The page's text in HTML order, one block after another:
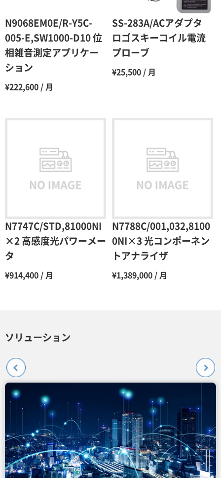
65％（割引率35％）
7ヶ月 60％（割引率 40％）
8ヶ月 55％（割引率45％）
50％（割引率50％）
10ヶ月
N9068EM0E/R-Y5C-
005-E,SW1000-D10 位
相雑音測定アプリケー
ション
¥222,600 / 月
SS-283A/ACアダプタ
ロゴスキーコイル電流
プローブ
¥25,500 / 月
N7747C/STD,81000NI
×2 高感度光パワーメー
タ
¥914,400 / 月
N7788C/001,032,8100
0NI×3 光コンポーネン
トアナライザ
¥1,389,000 / 月
ソリューション